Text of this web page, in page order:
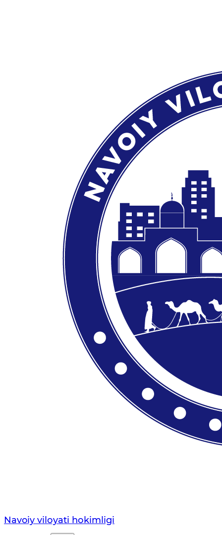
Navoiy vilоyati hоkimligi